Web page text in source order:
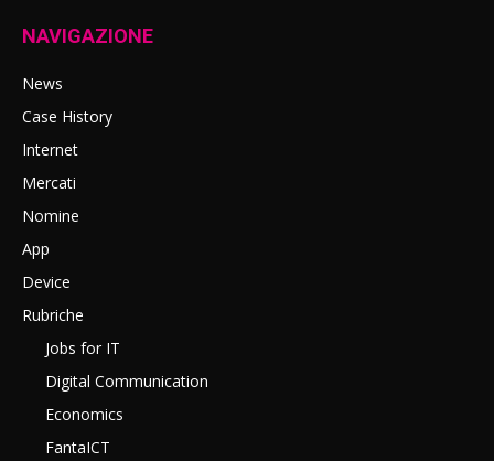
NAVIGAZIONE
News
Case History
Internet
Mercati
Nomine
App
Device
Rubriche
Jobs for IT
Digital Communication
Economics
FantaICT